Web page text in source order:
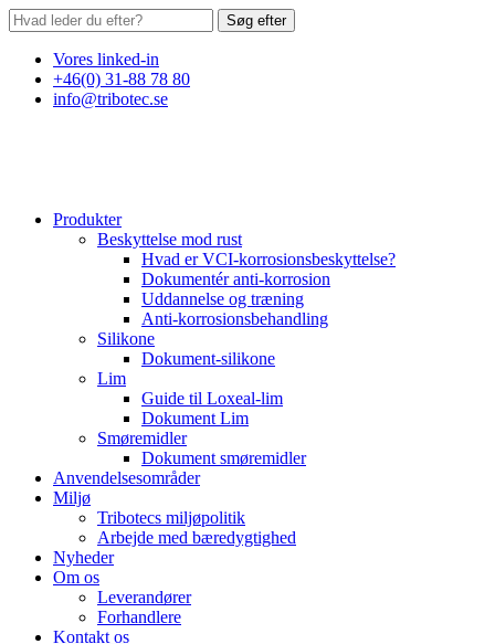
Søg efter
Vores linked-in
+46(0) 31-88 78 80
info@tribotec.se
Produkter
Beskyttelse mod rust
Hvad er VCI-korrosionsbeskyttelse?
Dokumentér anti-korrosion
Uddannelse og træning
Anti-korrosionsbehandling
Silikone
Dokument-silikone
Lim
Guide til Loxeal-lim
Dokument Lim
Smøremidler
Dokument smøremidler
Anvendelsesområder
Miljø
Tribotecs miljøpolitik
Arbejde med bæredygtighed
Nyheder
Om os
Leverandører
Forhandlere
Kontakt os